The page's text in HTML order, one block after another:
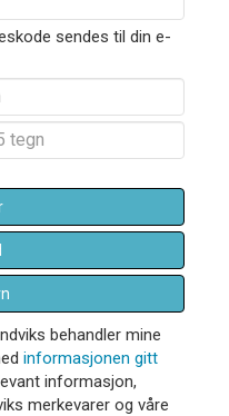
sendes til din e-
behandler mine
informasjonen gitt
informasjon,
merkevarer og våre